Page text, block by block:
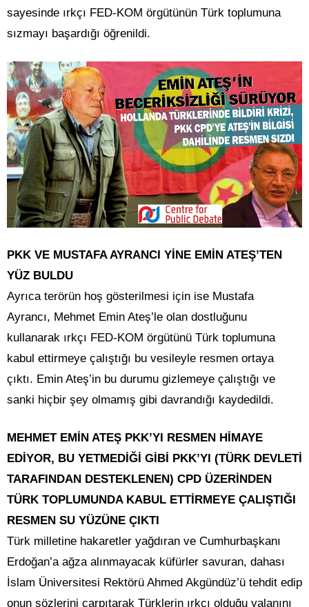
sayesinde ırkçı FED-KOM örgütünün Türk toplumuna
sızmayı başardığı öğrenildi.
PKK VE MUSTAFA AYRANCI YİNE EMİN ATEŞ’TEN
YÜZ BULDU
Ayrıca terörün hoş gösterilmesi için ise Mustafa
Ayrancı, Mehmet Emin Ateş’le olan dostluğunu
kullanarak ırkçı FED-KOM örgütünü Türk toplumuna
kabul ettirmeye çalıştığı bu vesileyle resmen ortaya
çıktı. Emin Ateş’in bu durumu gizlemeye çalıştığı ve
sanki hiçbir şey olmamış gibi davrandığı kaydedildi.
MEHMET EMİN ATEŞ PKK’YI RESMEN HİMAYE
EDİYOR, BU YETMEDİĞİ GİBİ PKK’YI (TÜRK DEVLETİ
TARAFINDAN DESTEKLENEN) CPD ÜZERİNDEN
TÜRK TOPLUMUNDA KABUL ETTİRMEYE ÇALIŞTIĞI
RESMEN SU YÜZÜNE ÇIKTI
Türk milletine hakaretler yağdıran ve Cumhurbaşkanı
Erdoğan’a ağza alınmayacak küfürler savuran, dahası
İslam Üniversitesi Rektörü Ahmed Akgündüz’ü tehdit edip
onun sözlerini çarpıtarak Türklerin ırkçı olduğu yalanını